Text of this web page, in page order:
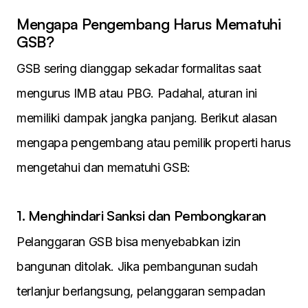
Mengapa Pengembang Harus Mematuhi
GSB?
GSB sering dianggap sekadar formalitas saat
mengurus IMB atau PBG. Padahal, aturan ini
memiliki dampak jangka panjang. Berikut alasan
mengapa pengembang atau pemilik properti harus
mengetahui dan mematuhi GSB:
1. Menghindari Sanksi dan Pembongkaran
Pelanggaran GSB bisa menyebabkan izin
bangunan ditolak. Jika pembangunan sudah
terlanjur berlangsung, pelanggaran sempadan